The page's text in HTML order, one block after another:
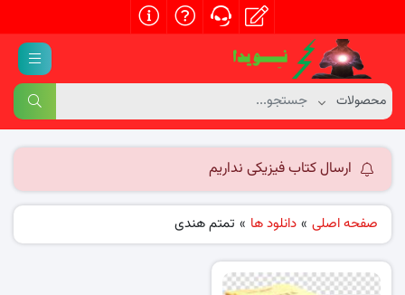
ارسال کتاب فیزیکی نداریم
صفحه اصلی » دانلود ها » تمتم هندی